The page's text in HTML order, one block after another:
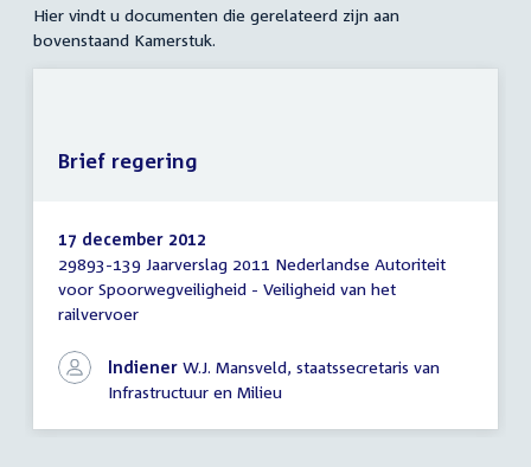
Hier vindt u documenten die gerelateerd zijn aan
bovenstaand Kamerstuk.
Brief
regering
17 december 2012
29893-139 Jaarverslag 2011 Nederlandse Autoriteit
voor Spoorwegveiligheid - Veiligheid van het
railvervoer
Indiener W.J. Mansveld, staatssecretaris van
Infrastructuur en Milieu
Brief regering